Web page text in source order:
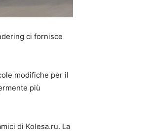
ci fornisce
modifiche per il
più
di Kolesa.ru. La